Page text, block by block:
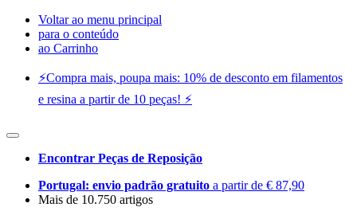
Voltar ao menu principal
para o conteúdo
ao Carrinho
⚡️Compra mais, poupa mais: 10% de desconto em filamentos
e resina a partir de 10 peças! ⚡️
Encontrar Peças de Reposição
Portugal: envio padrão gratuito a partir de € 87,90
Mais de 10.750 artigos